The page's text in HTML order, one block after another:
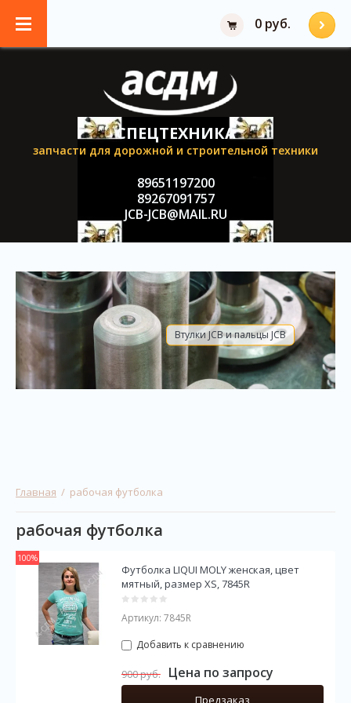
0 руб.
СПЕЦТЕХНИКА
запчасти для дорожной и строительной техники
89651197200
89267091757
JCB-JCB@MAIL.RU
Втулки JCB и пальцы JCB
Главная
  /  рабочая футболка
рабочая футболка
100%
Футболка LIQUI MOLY женская, цвет
мятный, размер XS, 7845R
Артикул: 7845R
Добавить к сравнению
900руб. Цена по запросу
Предзаказ